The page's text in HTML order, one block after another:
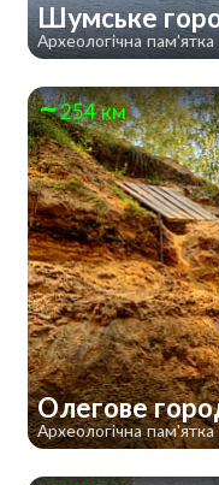
Шумське
Археологічна пам'ятка
254 км
Олегове
Археологічна пам'ятка